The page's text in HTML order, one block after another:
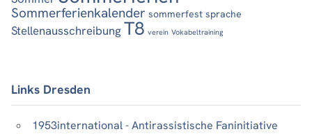
Sommerferienkalender sommerfest sprache
Stellenausschreibung T8 verein Vokabeltraining
Links Dresden
1953international - Antirassistische Faninitiative